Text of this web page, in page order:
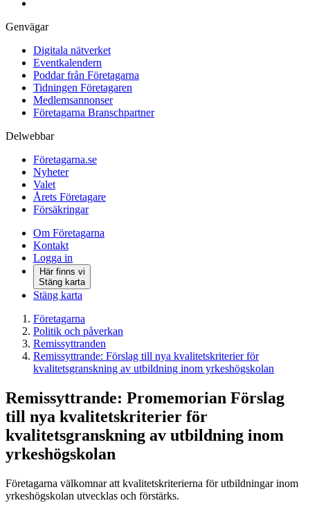
Genvägar
Digitala nätverket
Eventkalendern
Poddar från Företagarna
Tidningen Företagaren
Medlemsannonser
Företagarna Branschpartner
Delwebbar
Företagarna.se
Nyheter
Valet
Årets Företagare
Försäkringar
Om Företagarna
Kontakt
Logga in
Här finns vi
Stäng karta
Stäng karta
Företagarna
Politik och påverkan
Remissyttranden
Remissyttrande: Förslag till nya kvalitetskriterier för
kvalitetsgranskning av utbildning inom yrkeshögskolan
Remissyttrande: Promemorian Förslag
till nya kvalitetskriterier för
kvalitetsgranskning av utbildning inom
yrkeshögskolan
Företagarna välkomnar att kvalitetskriterierna för utbildningar inom
yrkeshögskolan utvecklas och förstärks.